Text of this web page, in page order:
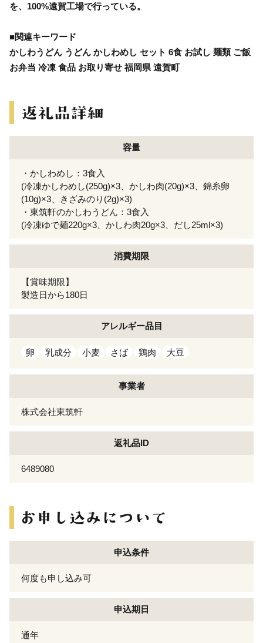
を、100%遠賀工場で行っている。
■関連キーワード
かしわうどん うどん かしわめし セット 6食 お試し 麺類 ご飯
お弁当 冷凍 食品 お取り寄せ 福岡県 遠賀町
容量
・かしわめし：3食入
(冷凍かしわめし(250g)×3、かしわ肉(20g)×3、錦糸卵
(10g)×3、きざみのり(2g)×3)
・東筑軒のかしわうどん：3食入
(冷凍ゆで麺220g×3、かしわ肉20g×3、だし25ml×3)
消費期限
【賞味期限】
製造日から180日
アレルギー品目
卵 乳成分 小麦 さば 鶏肉 大豆
事業者
株式会社東筑軒
返礼品ID
6489080
申込条件
何度も申し込み可
申込期日
通年